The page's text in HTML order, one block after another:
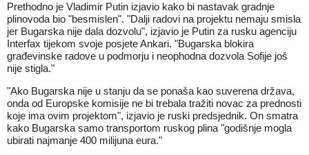
Prethodno je Vladimir Putin izjavio kako bi nastavak gradnje
plinovoda bio "besmislen". "Dalji radovi na projektu nemaju smisla
jer Bugarska nije dala dozvolu", izjavio je Putin za rusku agenciju
Interfax tijekom svoje posjete Ankari. "Bugarska blokira
građevinske radove u podmorju i neophodna dozvola Sofije još
nije stigla."
"Ako Bugarska nije u stanju da se ponaša kao suverena država,
onda od Europske komisije ne bi trebala tražiti novac za prednosti
koje ima ovim projektom", izjavio je ruski predsjednik. On smatra
kako Bugarska samo transportom ruskog plina "godišnje mogla
ubirati najmanje 400 milijuna eura."